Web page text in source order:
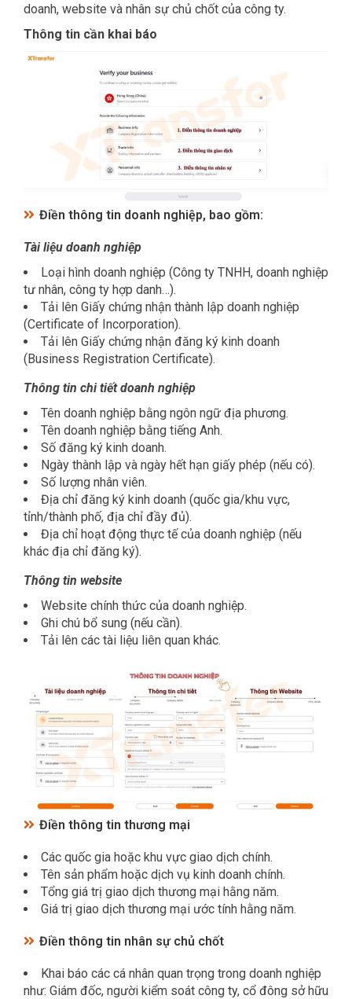
doanh, website và nhân sự chủ chốt của công ty.
Thông tin cần khai báo
Điền thông tin doanh nghiệp, bao gồm:
Tài liệu doanh nghiệp
Loại hình doanh nghiệp (Công ty TNHH, doanh nghiệp
tư nhân, công ty hợp danh…).
Tải lên Giấy chứng nhận thành lập doanh nghiệp
(Certificate of Incorporation).
Tải lên Giấy chứng nhận đăng ký kinh doanh
(Business Registration Certificate).
Thông tin chi tiết doanh nghiệp
Tên doanh nghiệp bằng ngôn ngữ địa phương.
Tên doanh nghiệp bằng tiếng Anh.
Số đăng ký kinh doanh.
Ngày thành lập và ngày hết hạn giấy phép (nếu có).
Số lượng nhân viên.
Địa chỉ đăng ký kinh doanh (quốc gia/khu vực,
tỉnh/thành phố, địa chỉ đầy đủ).
Địa chỉ hoạt động thực tế của doanh nghiệp (nếu
khác địa chỉ đăng ký).
Thông tin website
Website chính thức của doanh nghiệp.
Ghi chú bổ sung (nếu cần).
Tải lên các tài liệu liên quan khác.
Điền thông tin thương mại
Các quốc gia hoặc khu vực giao dịch chính.
Tên sản phẩm hoặc dịch vụ kinh doanh chính.
Tổng giá trị giao dịch thương mại hằng năm.
Giá trị giao dịch thương mại ước tính hằng năm.
Điền thông tin nhân sự chủ chốt
Khai báo các cá nhân quan trọng trong doanh nghiệp
như: Giám đốc, người kiểm soát công ty, cổ đông sở hữu